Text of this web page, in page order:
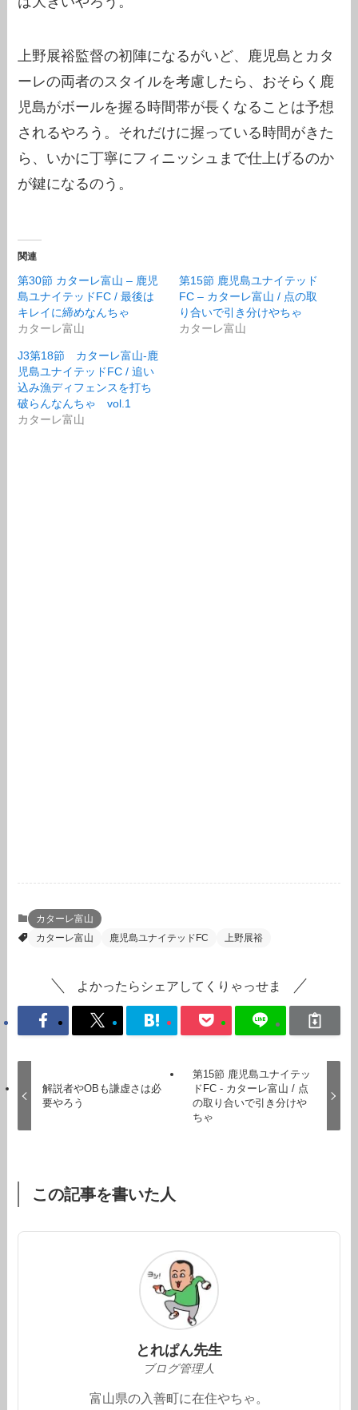
上野展裕監督の初陣になるがいど、鹿児島とカタ
ーレの両者のスタイルを考慮したら、おそらく鹿
児島がボールを握る時間帯が長くなることは予想
されるやろう。それだけに握っている時間がきた
ら、いかに丁寧にフィニッシュまで仕上げるのか
が鍵になるのう。
関連
第30節 カターレ富山 – 鹿児
島ユナイテッドFC / 最後は
キレイに締めなんちゃ
カターレ富山
第15節 鹿児島ユナイテッド
FC – カターレ富山 / 点の取
り合いで引き分けやちゃ
カターレ富山
J3第18節 カターレ富山-鹿
児島ユナイテッドFC / 追い
込み漁ディフェンスを打ち
破らんなんちゃ vol.1
カターレ富山
カターレ富山
カターレ富山
鹿児島ユナイテッドFC 上野展裕
よかったらシェアしてくりゃっせま
解説者やOBも謙虚さは必
要やろう
第15節 鹿児島ユナイテッ
ドFC - カターレ富山 / 点
の取り合いで引き分けや
ちゃ
この記事を書いた人
とれぱん先生
ブログ管理人
富山県の入善町に在住やちゃ。